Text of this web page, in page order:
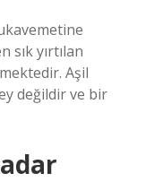
sık yırtılan
Aşil
değildir ve bir